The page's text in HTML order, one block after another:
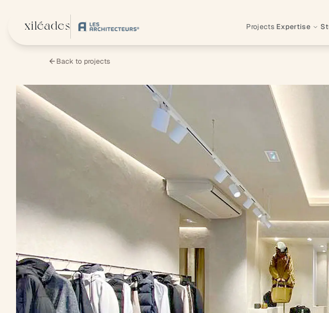
xiléades
Projects Expertise
Back to projects